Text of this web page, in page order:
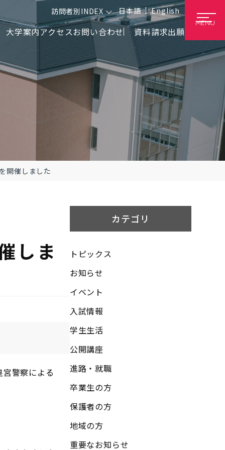
訪問者別INDEX 日本語 English
大学案内アクセスお問い合わせ 資料請求出願
MENU
開催しました
しま
警察による
カテゴリ
トピックス
お知らせ
イベント
入試情報
学生生活
公開講座
進路・就職
卒業生の方
保護者の方
地域の方
重要なお知らせ